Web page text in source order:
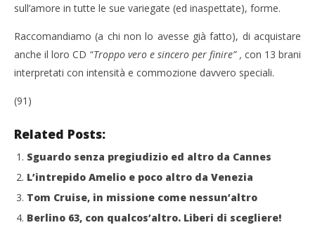
sull’amore in tutte le sue variegate (ed inaspettate), forme.
Raccomandiamo (a chi non lo avesse già fatto), di acquistare
anche il loro CD “Troppo vero e sincero per finire”, con 13 brani
interpretati con intensità e commozione davvero speciali.
(91)
Related Posts:
Sguardo senza pregiudizio ed altro da Cannes
L’intrepido Amelio e poco altro da Venezia
Tom Cruise, in missione come nessun’altro
Berlino 63, con qualcos’altro. Liberi di scegliere!